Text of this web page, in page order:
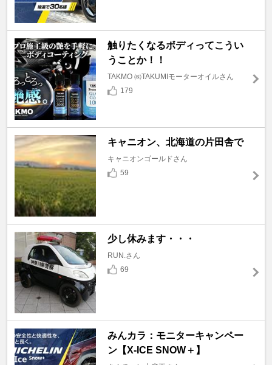
触りたくなるボディってこうい
うことか！！
TAKMO ㈱TAKUMIモーターオイルさん
179
キャニオン、北海道の片田舎で
キャニオンゴールドさん
59
少し休みます・・・
RUN.さん
69
みんカラ：モニターキャンペー
ン【X-ICE SNOW＋】